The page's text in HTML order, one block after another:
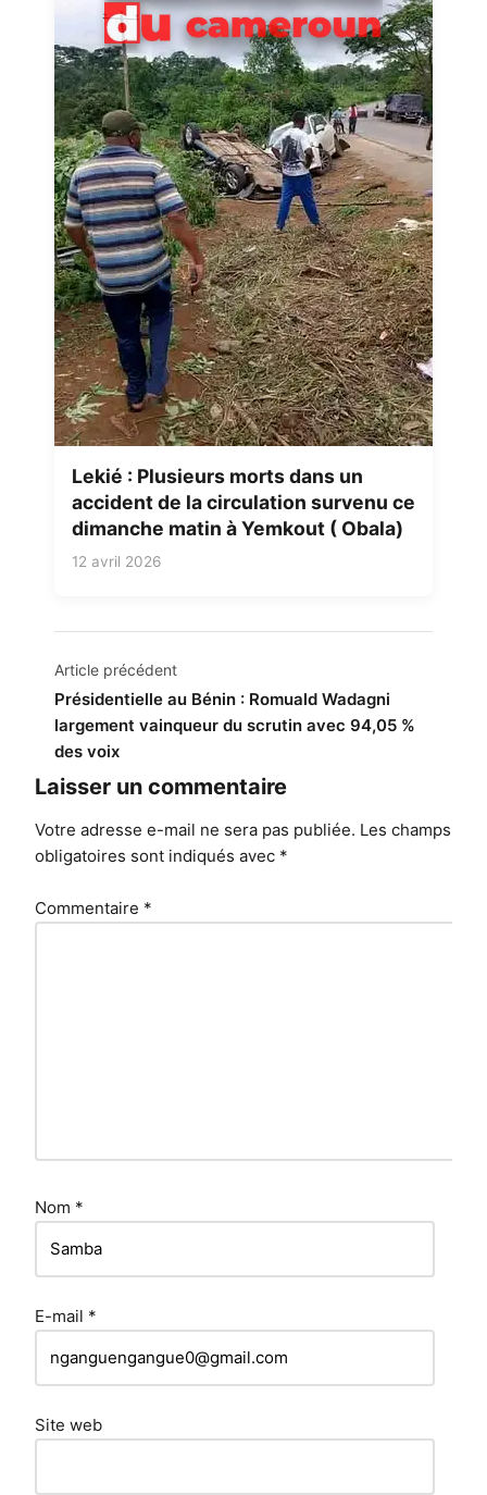
Lekié : Plusieurs morts dans un
accident de la circulation survenu ce
dimanche matin à Yemkout ( Obala)
12 avril 2026
Navigation
de
l’article
Article précédent
Présidentielle au Bénin : Romuald Wadagni
largement vainqueur du scrutin avec 94,05 %
des voix
Laisser un commentaire
Votre adresse e-mail ne sera pas publiée. Les champs
obligatoires sont indiqués avec *
Commentaire *
Nom *
E-mail *
Site web